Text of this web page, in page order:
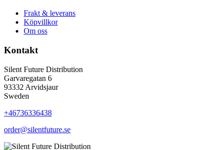
Frakt & leverans
Köpvillkor
Om oss
Kontakt
Silent Future Distribution
Garvaregatan 6
93332 Arvidsjaur
Sweden
+46736336438
order@silentfuture.se